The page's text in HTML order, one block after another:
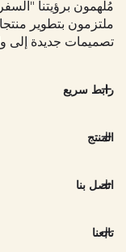
مُلهمون برؤيتنا
ملتزمون بتطوير
تصميمات جديدة إلى
رابط سريع
المنتج
اتصل بنا
تابعنا